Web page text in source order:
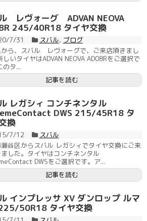
レヴォーグ ADVAN NEOVA
245/40R18 タイヤ交換
7/31 スバル, ブログ
ら、スバル レヴォーグで、ご来店頂きまし
しいタイヤはADVAN NEOVA AD08Rをご選択で
のタ...
記事を読む
レガシィ コンチネンタル
DWS 215/45R18 タ
換
7/12
スバル
谷区からスバル レガシィでタイヤ交換にご来
した。タイヤはコンチネンタル
DWSをご選択です。ア...
記事を読む
インプレッサ XV ダンロップ ルマ
50R18 タイヤ交換